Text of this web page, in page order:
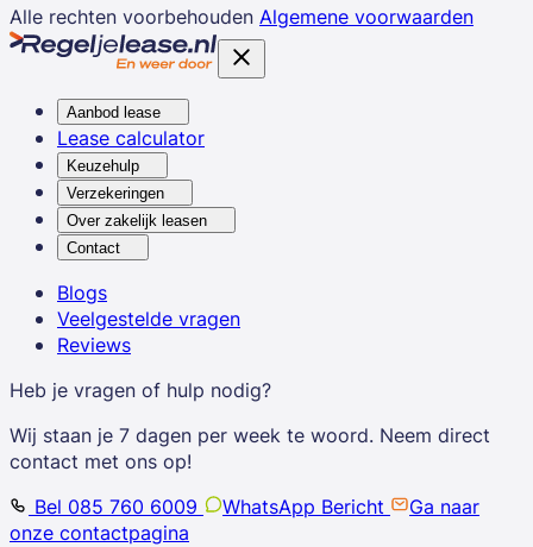
Alle rechten voorbehouden Algemene voorwaarden
Aanbod lease
Lease calculator
Keuzehulp
Verzekeringen
Over zakelijk leasen
Contact
Blogs
Veelgestelde vragen
Reviews
Heb je vragen of hulp nodig?
Wij staan je 7 dagen per week te woord. Neem direct
contact met ons op!
Bel 085 760 6009
WhatsApp Bericht
Ga naar
onze contactpagina